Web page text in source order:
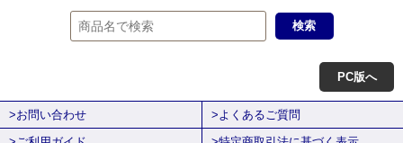
PC版へ
>お問い合わせ
>よくあるご質問